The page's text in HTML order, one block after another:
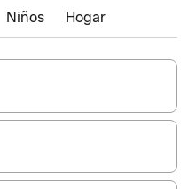
Niños Hogar